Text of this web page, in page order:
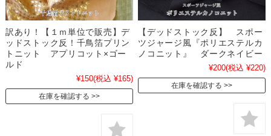
訳あり！【１ｍ単位で販売】デ
ッドストック反！千鳥箔プリン
トニット アプリコット×ゴー
ルド
¥150(税込 ¥165)
在庫を確認する
【デッドストック反】 スポー
ツジャージ風『ポリエステルカ
ノコニット』 ダークネイビー
¥200(税込 ¥220)
在庫を確認する